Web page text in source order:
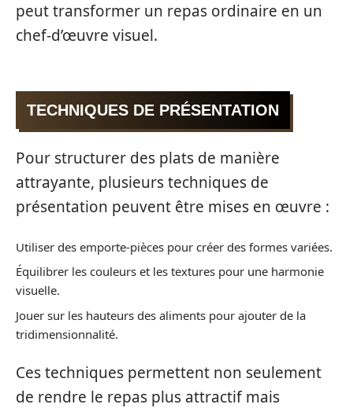
peut transformer un repas ordinaire en un
chef-d’œuvre visuel.
TECHNIQUES DE PRÉSENTATION
Pour structurer des plats de manière
attrayante, plusieurs techniques de
présentation peuvent être mises en œuvre :
Utiliser des emporte-pièces pour créer des formes variées.
Équilibrer les couleurs et les textures pour une harmonie
visuelle.
Jouer sur les hauteurs des aliments pour ajouter de la
tridimensionnalité.
Ces techniques permettent non seulement
de rendre le repas plus attractif mais